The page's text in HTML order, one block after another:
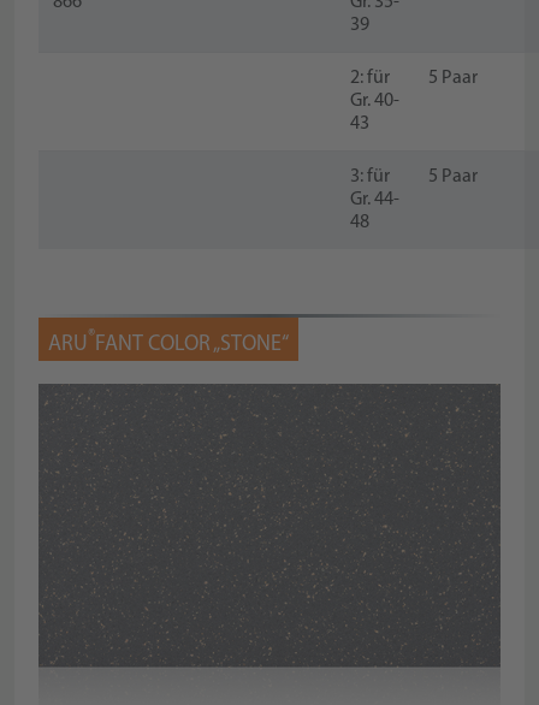
39
2: für
Gr. 40-
43
5 Paar
3: für
Gr. 44-
48
5 Paar
ARU® FANT COLOR „STONE“